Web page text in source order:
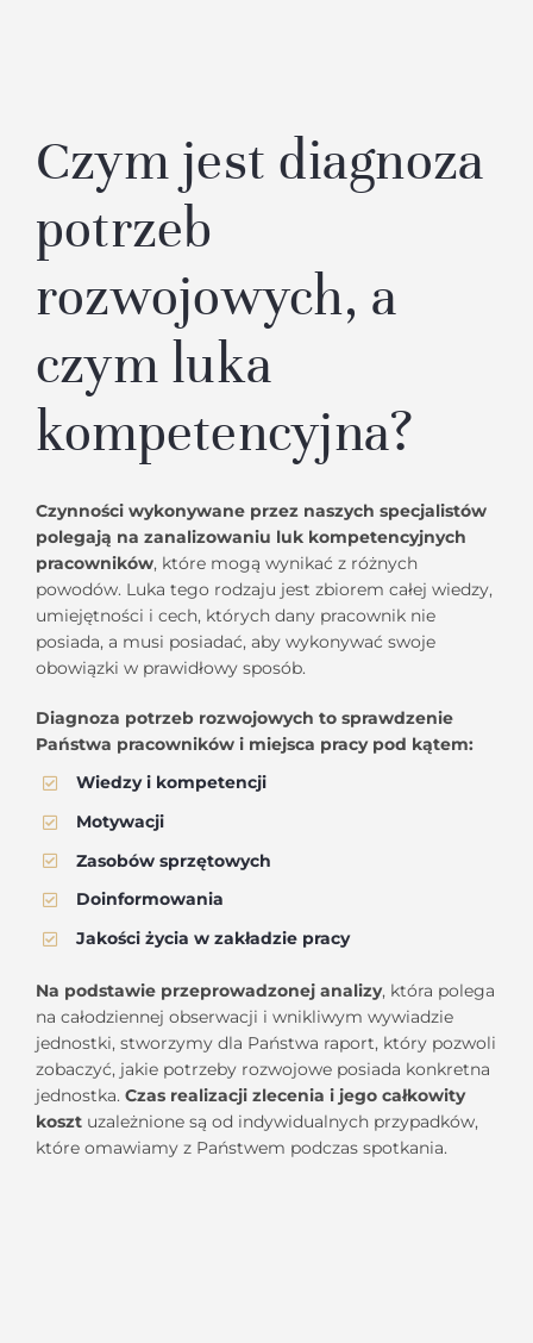
Czym jest diagnoza
potrzeb
rozwojowych, a
czym luka
kompetencyjna?
Czynności wykonywane przez naszych specjalistów
polegają na zanalizowaniu luk kompetencyjnych
pracowników, które mogą wynikać z różnych
powodów. Luka tego rodzaju jest zbiorem całej wiedzy,
umiejętności i cech, których dany pracownik nie
posiada, a musi posiadać, aby wykonywać swoje
obowiązki w prawidłowy sposób.
Diagnoza potrzeb rozwojowych to sprawdzenie
Państwa pracowników i miejsca pracy pod kątem:
Wiedzy i kompetencji
Motywacji
Zasobów sprzętowych
Doinformowania
Jakości życia w zakładzie pracy
Na podstawie przeprowadzonej analizy, która polega
na całodziennej obserwacji i wnikliwym wywiadzie
jednostki, stworzymy dla Państwa raport, który pozwoli
zobaczyć, jakie potrzeby rozwojowe posiada konkretna
jednostka. Czas realizacji zlecenia i jego całkowity
koszt uzależnione są od indywidualnych przypadków,
które omawiamy z Państwem podczas spotkania.